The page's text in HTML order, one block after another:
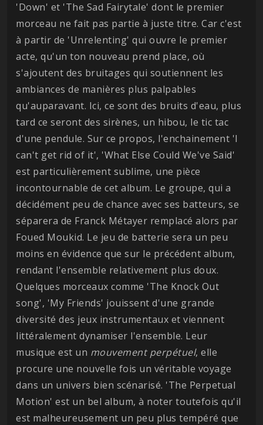
'Down' et 'The Sad Fairytale' dont le premier
morceau ne fait pas partie à juste titre. Car c'est
à partir de 'Unrelenting' qui ouvre le premier
acte, qu'un ton nouveau prend place, où
s'ajoutent des bruitages qui soutiennent les
ambiances de manières plus palpables
qu'auparavant. Ici, ce sont des bruits d'eau, plus
tard ce seront des sirènes, un hibou, le tic tac
d'une pendule. Sur ce propos, l'enchainement 'I
can't get rid of it', 'What Else Could We've Said'
est particulièrement sublime, une pièce
incontournable de cet album. Le groupe, qui a
décidément peu de chance avec ses batteurs, se
séparera de Franck Métayer remplacé alors par
Foued Moukid. Le jeu de batterie sera un peu
moins en évidence que sur le précédent album,
rendant l'ensemble relativement plus doux.
Quelques morceaux comme 'The Knock Out
song', 'My Friends' jouissent d'une grande
diversité des jeux instrumentaux et viennent
littéralement dynamiser l'ensemble. Leur
musique est un mouvement perpétuel, elle
procure une nouvelle fois un véritable voyage
dans un univers bien scénarisé. 'The Perpetual
Motion' est un bel album, à noter toutefois qu'il
est malheureusement un peu plus tempéré que